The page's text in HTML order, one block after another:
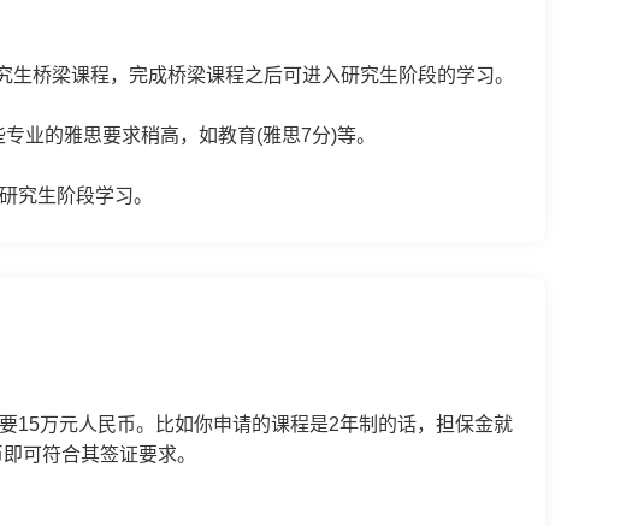
桥梁课程，完成桥梁课程之后可进入研究生阶段的学习。
业的雅思要求稍高，如教育(雅思7分)等。
究生阶段学习。
15万元人民币。比如你申请的课程是2年制的话，担保金就
可符合其签证要求。